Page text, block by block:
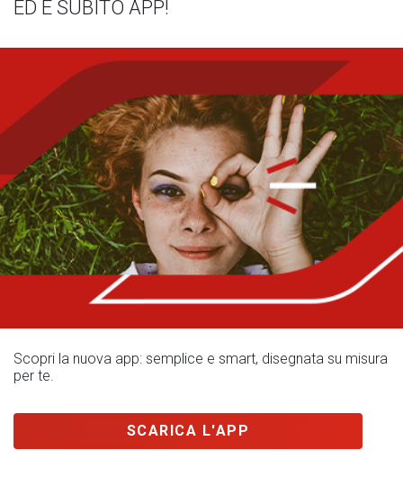
ED È SUBITO APP!
Scopri la nuova app: semplice e smart, disegnata su misura
per te.
SCARICA L'APP